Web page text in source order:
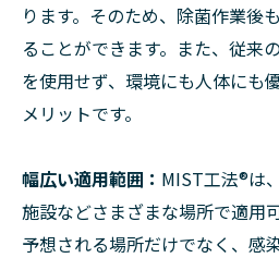
ります。そのため、除菌作業後
ることができます。また、従来
を使用せず、環境にも人体にも
メリットです。
幅広い適用範囲： MIST工法®は
施設などさまざまな場所で適用
予想される場所だけでなく、感